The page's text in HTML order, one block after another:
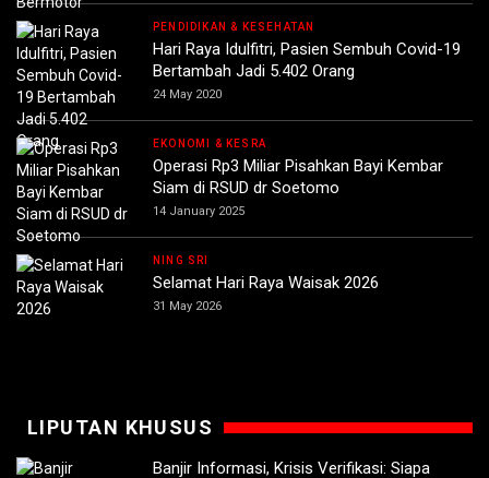
PENDIDIKAN & KESEHATAN
Hari Raya Idulfitri, Pasien Sembuh Covid-19
Bertambah Jadi 5.402 Orang
24 May 2020
EKONOMI & KESRA
Operasi Rp3 Miliar Pisahkan Bayi Kembar
Siam di RSUD dr Soetomo
14 January 2025
NING SRI
Selamat Hari Raya Waisak 2026
31 May 2026
LIPUTAN KHUSUS
Banjir Informasi, Krisis Verifikasi: Siapa